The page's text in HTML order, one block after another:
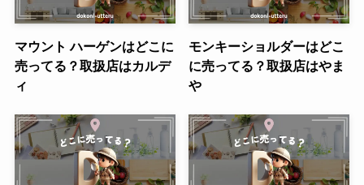
マウント ハーゲンはどこに
売ってる？取扱店はカルデ
ィ
モンキーショルダーはどこ
に売ってる？取扱店はやま
や